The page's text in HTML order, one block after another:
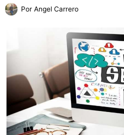
Por Angel Carrero